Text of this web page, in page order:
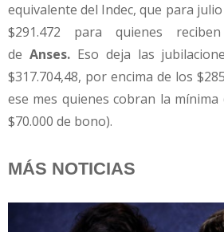
equivalente del Indec, que para
$291.472 para quienes
de Anses.Eso deja las
$317.704,48, por encima de los
ese mes quienes cobran la mínima
$70.000 de bono).
MÁS NOTICIAS